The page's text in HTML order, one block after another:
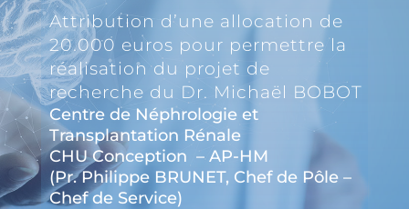
Attribution d’une allocation de
20.000 euros pour permettre la
réalisation du projet de
recherche du Dr. Michaël BOBOT
Centre de Néphrologie et
Transplantation Rénale
CHU Conception – AP-HM
(Pr. Philippe BRUNET, Chef de Pôle –
Chef de Service)